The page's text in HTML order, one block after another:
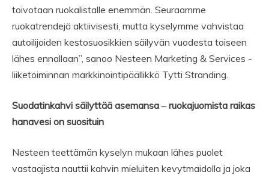
toivotaan ruokalistalle enemmän. Seuraamme
ruokatrendejä aktiivisesti, mutta kyselymme vahvistaa
autoilijoiden kestosuosikkien säilyvän vuodesta toiseen
lähes ennallaan”, sanoo Nesteen Marketing & Services -
liiketoiminnan markkinointipäällikkö Tytti Stranding.
Suodatinkahvi säilyttää asemansa ‒ ruokajuomista raikas
hanavesi on suosituin
Nesteen teettämän kyselyn mukaan lähes puolet
vastaajista nauttii kahvin mieluiten kevytmaidolla ja joka